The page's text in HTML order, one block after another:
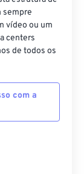
sempre
vídeo ou um
centers
de todos os
com a